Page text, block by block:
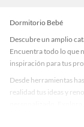
Dormitorio Bebé
Descubre un amplio
Encuentra todo lo que
inspiración para tus
Desde herramientas
realidad tus ideas y
accesorios de calidad